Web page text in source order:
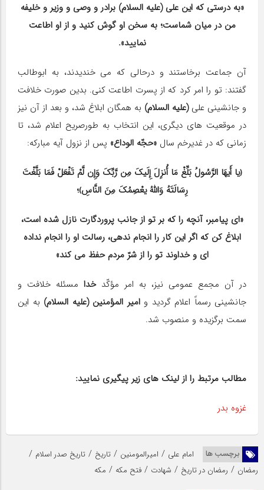
«به درستی كه این علی (علیه السلام) برادر و وصی و وزیر و خلیفه
من در میان شماست؛ به سخن او گوش کنید و از او اطاعت
نمایید».
آن جماعت برخاستند و درحالی كه می خندیدند، به ابوطالب
گفتند: تو را امر كرد كه از پسرت اطاعت كنی. بدین صورت خلافت
و جانشینی علی(علیه السلام) به همگان ابلاغ شد، و بعد از آن نیز
در موقعیت های دیگری، این انتخاب به طورصریح اعلام شد، تا
زمانی كه در غدیرخم سال «حجّه الوداع» پس از نزول آیه مباركه:
﴿یا أَیهَا الرَّسُولُ بَلِّغْ مَا أُنزِلَ إِلَیكَ مِن رَّبِّكَ وَإِن لَّمْ تَفْعَلْ فَمَا بَلَّغْتَ
رِسَالَتَهُ وَاللّهُ یعْصِمُكَ مِنَ النَّاسِ﴾؛
«ای پیامبر، آنچه را که بر تو از جانب پروردگارت نازل شده است،
ابلاغ کن که اگر این کار را انجام ندهی، رسالت او را انجام نداده
ای و خداوند تو را از شرّ مردم حفظ می کند»
در آن مجمع عمومی نیز، به امر مؤكّدخدا مسئله خلافت و
جانشینی رسماً اعلام گردید وامیر المؤمنین (علیه السلام) به این
سمت برگزیده و منصوب شد.
مطالب مرتبط را از لینک های زیر پیگیری نمایید:
غزوه بدر
برچسب ها امام علی / امیرالمومنین / تاریخ / تاریخ صدر اسلام /
رمضان / رمضان در تاریخ / شهادت / فتح مکه / مکه